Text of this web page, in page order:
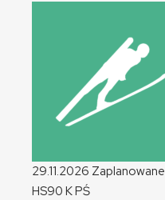
29.11.2026 Zaplanowane
HS90 KPŚ